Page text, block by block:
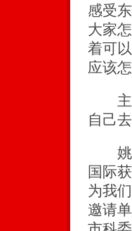
感受
大家
着可
应该
主持
自己
姚映
国际
为我
邀请